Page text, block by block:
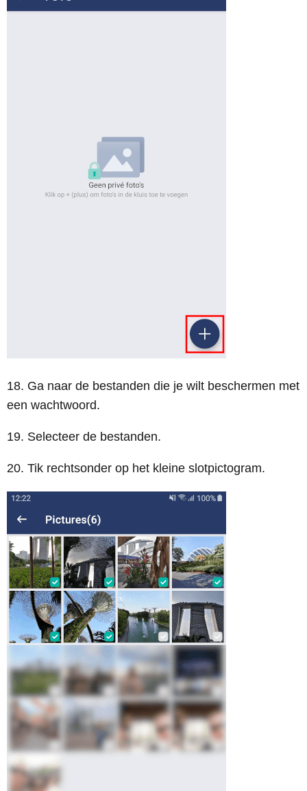
18. Ga naar de bestanden die je wilt beschermen met
een wachtwoord.
19. Selecteer de bestanden.
20. Tik rechtsonder op het kleine slotpictogram.